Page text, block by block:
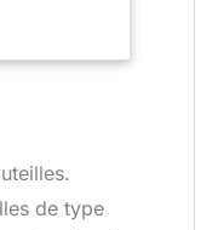
de type